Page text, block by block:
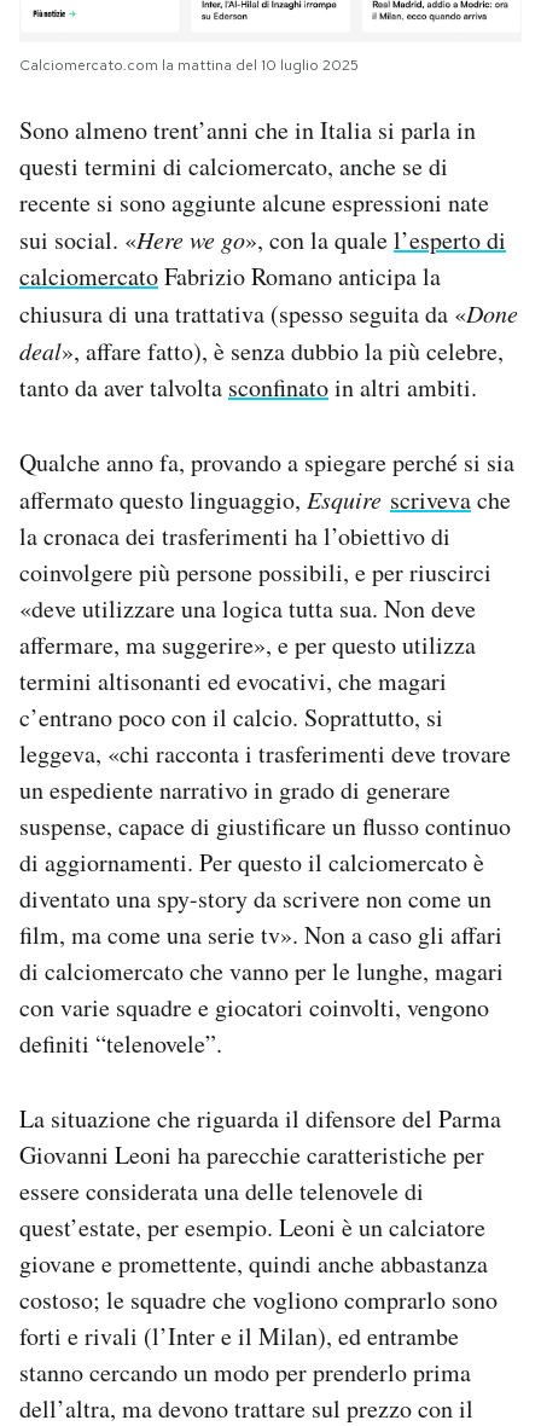
Calciomercato.com la mattina del 10 luglio 2025
Sono almeno trent’anni che in Italia si parla in
questi termini di calciomercato, anche se di
recente si sono aggiunte alcune espressioni nate
sui social. «Here we go», con la qualel’esperto di
calciomercatoFabrizio Romano anticipa la
chiusura di una trattativa (spesso seguita da «Done
deal», affare fatto), è senza dubbio la più celebre,
tanto da aver talvolta sconfinatoin altri ambiti.
Qualche anno fa, provando a spiegare perché si sia
affermato questo linguaggio, Esquire scrivevache
la cronaca dei trasferimenti ha l’obiettivo di
coinvolgere più persone possibili, e per riuscirci
«deve utilizzare una logica tutta sua. Non deve
affermare, ma suggerire», e per questo utilizza
termini altisonanti ed evocativi, che magari
c’entrano poco con il calcio. Soprattutto, si
leggeva, «chi racconta i trasferimenti deve trovare
un espediente narrativo in grado di generare
suspense, capace di giustificare un flusso continuo
di aggiornamenti. Per questo il calciomercato è
diventato una spy-story da scrivere non come un
film, ma come una serie tv». Non a caso gli affari
di calciomercato che vanno per le lunghe, magari
con varie squadre e giocatori coinvolti, vengono
definiti “telenovele”.
La situazione che riguarda il difensore del Parma
Giovanni Leoni ha parecchie caratteristiche per
essere considerata una delle telenovele di
quest’estate, per esempio. Leoni è un calciatore
giovane e promettente, quindi anche abbastanza
costoso; le squadre che vogliono comprarlo sono
forti e rivali (l’Inter e il Milan), ed entrambe
stanno cercando un modo per prenderlo prima
dell’altra, ma devono trattare sul prezzo con il